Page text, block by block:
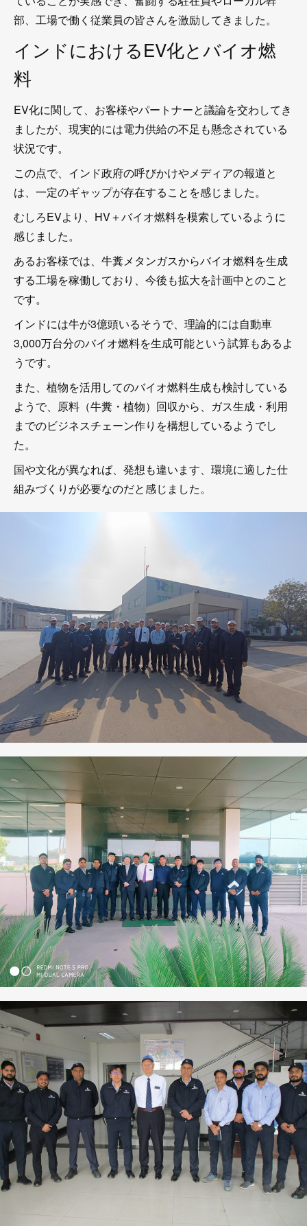
部、工場で働く従業員の皆さんを激励してきました。
インドにおけるEV化とバイオ燃
料
EV化に関して、お客様やパートナーと議論を交わしてき
ましたが、現実的には電力供給の不足も懸念されている
状況です。
この点で、インド政府の呼びかけやメディアの報道と
は、一定のギャップが存在することを感じました。
むしろEVより、HV＋バイオ燃料を模索しているように
感じました。
あるお客様では、牛糞メタンガスからバイオ燃料を生成
する工場を稼働しており、今後も拡大を計画中とのこと
です。
インドには牛が3億頭いるそうで、理論的には自動車
3,000万台分のバイオ燃料を生成可能という試算もあるよ
うです。
また、植物を活用してのバイオ燃料生成も検討している
ようで、原料（牛糞・植物）回収から、ガス生成・利用
までのビジネスチェーン作りを構想しているようでし
た。
国や文化が異なれば、発想も違います、環境に適した仕
組みづくりが必要なのだと感じました。